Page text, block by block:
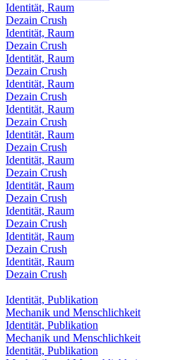
Identität, Raum
Dezain Crush
Identität, Raum
Dezain Crush
Identität, Raum
Dezain Crush
Identität, Raum
Dezain Crush
Identität, Raum
Dezain Crush
Identität, Raum
Dezain Crush
Identität, Raum
Dezain Crush
Identität, Raum
Dezain Crush
Identität, Raum
Dezain Crush
Identität, Raum
Dezain Crush
Identität, Raum
Dezain Crush
Identität, Publikation
Mechanik und Menschlichkeit
Identität, Publikation
Mechanik und Menschlichkeit
Identität, Publikation